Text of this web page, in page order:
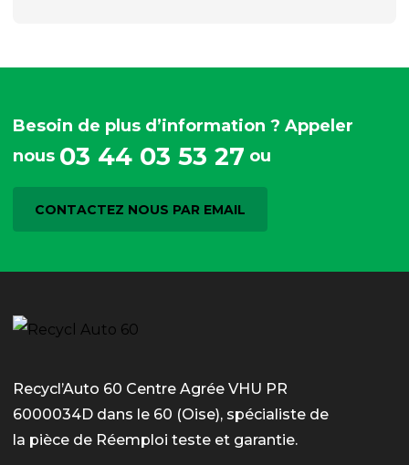
Besoin de plus d’information ? Appeler
nous 03 44 03 53 27 ou
CONTACTEZ NOUS PAR EMAIL
Recycl’Auto 60 Centre Agrée VHU PR
6000034D dans le 60 (Oise), spécialiste de
la pièce de Réemploi teste et garantie.